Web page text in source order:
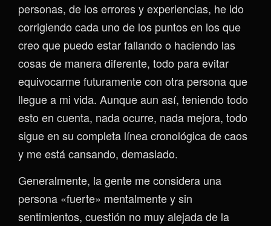
personas, de los errores y experiencias, he ido
corrigiendo cada uno de los puntos en los que
creo que puedo estar fallando o haciendo las
cosas de manera diferente, todo para evitar
equivocarme futuramente con otra persona que
llegue a mi vida. Aunque aun así, teniendo todo
esto en cuenta, nada ocurre, nada mejora, todo
sigue en su completa línea cronológica de caos
y me está cansando, demasiado.
Generalmente, la gente me considera una
persona «fuerte» mentalmente y sin
sentimientos, cuestión no muy alejada de la